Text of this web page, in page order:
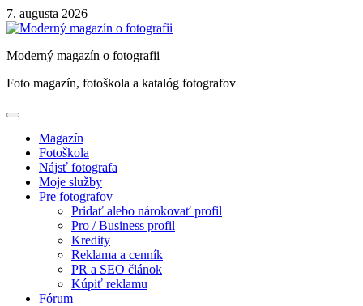
Skip
to
7. augusta 2026
Moderný magazín o fotografii
Foto magazín, fotoškola a katalóg fotografov
Magazín
Fotoškola
Nájsť fotografa
Moje služby
Pre fotografov
Pridať alebo nárokovať profil
Pro / Business profil
Kredity
Reklama a cenník
PR a SEO článok
Kúpiť reklamu
Fórum